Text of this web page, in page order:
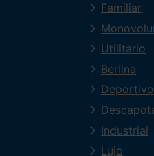
Familiar
Utilitario
Berlina
Deportivo
Industrial
Lujo